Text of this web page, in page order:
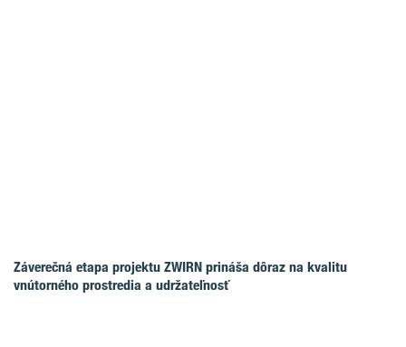
Záverečná etapa projektu ZWIRN prináša dôraz na kvalitu
vnútorného prostredia a udržateľnosť